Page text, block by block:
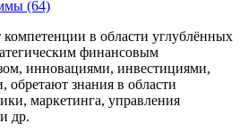
(64)
в области углублённых
финансовым
инновациями, инвестициями,
обретают знания в области
маркетинга, управления
др.